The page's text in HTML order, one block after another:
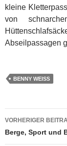
kleine
von
Abseilpassagen
BENNY WEISS
VORHERIGER
Berge, Sport und